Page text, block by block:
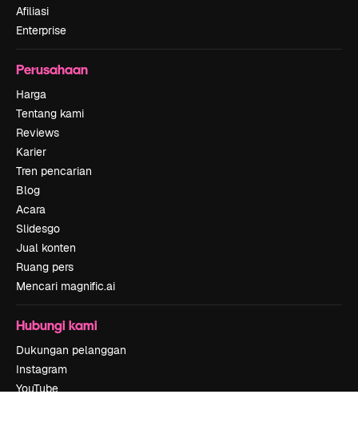
Afiliasi
Enterprise
Perusahaan
Harga
Tentang kami
Reviews
Karier
Tren pencarian
Blog
Acara
Slidesgo
Jual konten
Ruang pers
Mencari magnific.ai
Hubungi kami
Dukungan pelanggan
Instagram
YouTube